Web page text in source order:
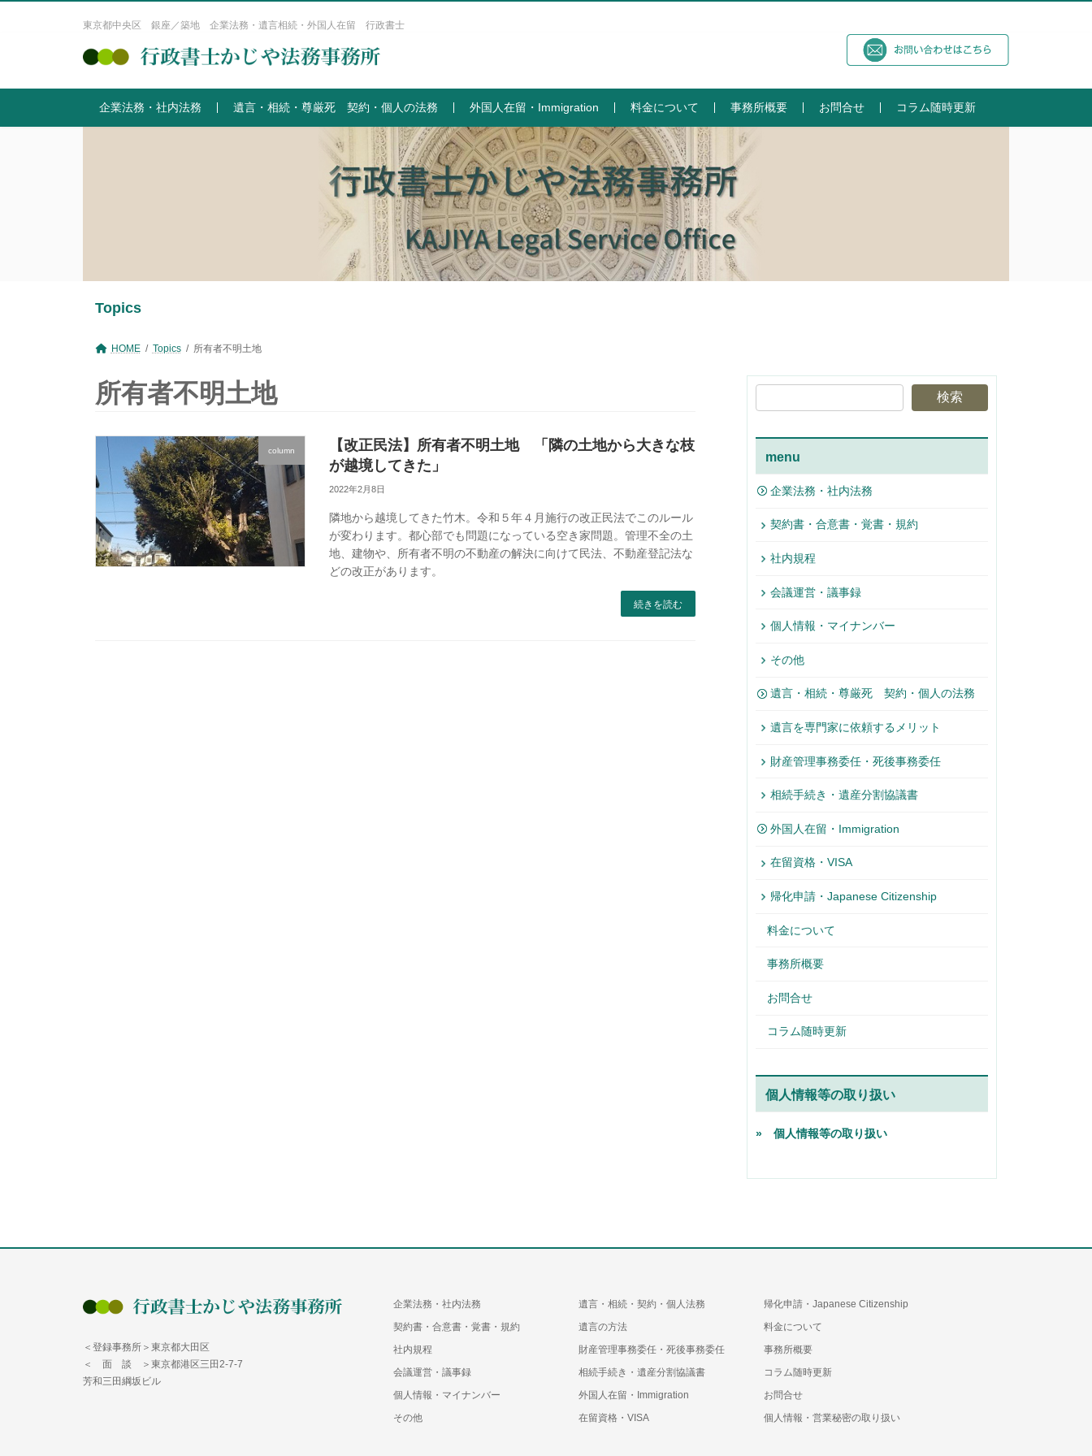
へ
キ
ョ
に
東京都中央区 銀座／築地 企業法務・遺言相続・外国人在留 行政書士
企業法務・社内法務 遺言・相続・尊厳死 契約・個人の法務 外国人在留・Immigration 料金について 事務所概要 お問合せ コラム随時更新
Topics
HOME Topics 所有者不明土地
所有者不明土地
column
【改正民法】所有者不明土地 「隣の土地から大きな枝
が越境してきた」
2022年2月8日
隣地から越境してきた竹木。令和５年４月施行の改正民法でこのルール
が変わります。都心部でも問題になっている空き家問題。管理不全の土
地、建物や、所有者不明の不動産の解決に向けて民法、不動産登記法な
どの改正があります。
続きを読む
検索
menu
企業法務・社内法務
契約書・合意書・覚書・規約
社内規程
会議運営・議事録
個人情報・マイナンバー
その他
遺言・相続・尊厳死 契約・個人の法務
遺言を専門家に依頼するメリット
財産管理事務委任・死後事務委任
相続手続き・遺産分割協議書
外国人在留・Immigration
在留資格・VISA
帰化申請・Japanese Citizenship
料金について
事務所概要
お問合せ
コラム随時更新
個人情報等の取り扱い
» 個人情報等の取り扱い
＜登録事務所＞東京都大田区
＜ 面 談 ＞東京都港区三田2-7-7
芳和三田綱坂ビル
企業法務・社内法務
契約書・合意書・覚書・規約
社内規程
会議運営・議事録
個人情報・マイナンバー
その他
遺言・相続・契約・個人法務
遺言の方法
財産管理事務委任・死後事務委任
相続手続き・遺産分割協議書
外国人在留・Immigration
在留資格・VISA
帰化申請・Japanese Citizenship
料金について
事務所概要
コラム随時更新
お問合せ
個人情報・営業秘密の取り扱い